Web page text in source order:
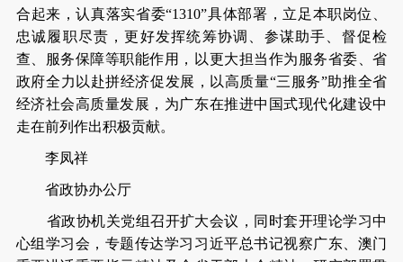
合起来，认真落实省委“1310”具体部署，立足本职岗位、
忠诚履职尽责，更好发挥统筹协调、参谋助手、督促检
查、服务保障等职能作用，以更大担当作为服务省委、省
政府全力以赴拼经济促发展，以高质量“三服务”助推全省
经济社会高质量发展，为广东在推进中国式现代化建设中
走在前列作出积极贡献。
李凤祥
省政协办公厅
省政协机关党组召开扩大会议，同时套开理论学习中
心组学习会，专题传达学习习近平总书记视察广东、澳门